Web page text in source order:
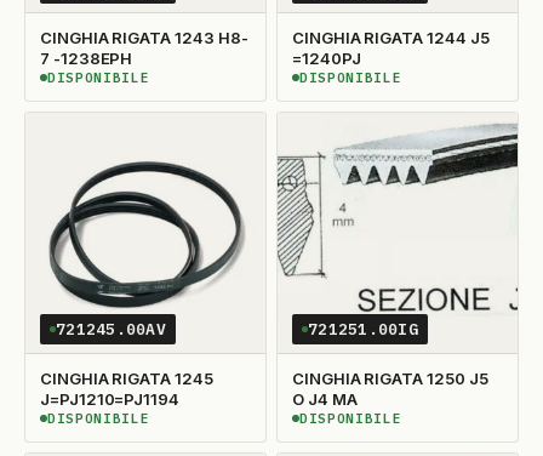
CINGHIA RIGATA 1243 H8-
7 -1238EPH
DISPONIBILE
DISPONIBILE
CINGHIA RIGATA 1244 J5
=1240PJ
DISPONIBILE
DISPONIBILE
721245.00AV
CINGHIA RIGATA 1245
J=PJ1210=PJ1194
DISPONIBILE
DISPONIBILE
721251.00IG
CINGHIA RIGATA 1250 J5
O J4 MA
DISPONIBILE
DISPONIBILE